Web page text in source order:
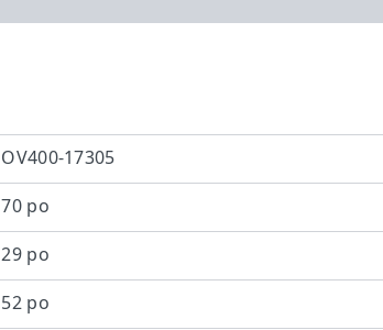
OV400-17305
70 po
29 po
52 po